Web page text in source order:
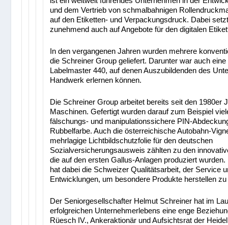
und dem Vertrieb von schmalbahnigen
auf den Etiketten- und Verpackungsdruck. Dabei
zunehmend auch auf Angebote für den digitalen
In den vergangenen Jahren wurden mehrere
die Schreiner Group geliefert. Darunter war auch
Labelmaster 440, auf denen Auszubildenden des
Handwerk erlernen können.
Die Schreiner Group arbeitet bereits seit den 1980er
Maschinen. Gefertigt wurden darauf zum Beispiel
fälschungs- und manipulationssichere PIN-
Rubbelfarbe. Auch die österreichische Autobahn-
mehrlagige Lichtbildschutzfolie für den deutschen
Sozialversicherungsausweis zählten zu den
die auf den ersten Gallus-Anlagen produziert
hat dabei die Schweizer Qualitätsarbeit, der Service
Entwicklungen, um besondere Produkte herstellen
Der Seniorgesellschafter Helmut Schreiner hat im
erfolgreichen Unternehmerlebens eine enge
Rüesch IV., Ankeraktionär und Aufsichtsrat der